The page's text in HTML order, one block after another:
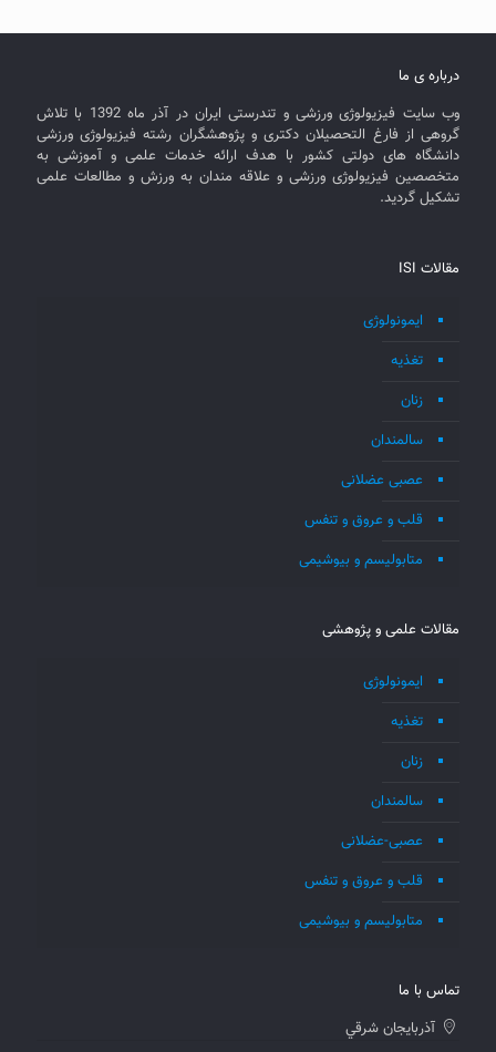
درباره ی ما
وب سایت فیزیولوژی ورزشی و تندرستی ایران در آذر ماه 1392 با تلاش
گروهی از فارغ التحصیلان دکتری و پژوهشگران رشته فیزیولوژی ورزشی
دانشگاه های دولتی کشور با هدف ارائه خدمات علمی و آموزشی به
متخصصین فیزیولوژی ورزشی و علاقه مندان به ورزش و مطالعات علمی
تشکیل گردید.
مقالات ISI
ایمونولوژی
تغذیه
زنان
سالمندان
عصبی عضلانی
قلب و عروق و تنفس
متابولیسم و بیوشیمی
مقالات علمی و پژوهشی
ایمونولوژی
تغذیه
زنان
سالمندان
عصبی-عضلانی
قلب و عروق و تنفس
متابولیسم و بیوشیمی
تماس با ما
آذربايجان شرقي